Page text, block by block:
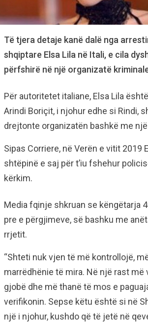
Të tjera detaje kanë dalë nga
shqiptare Elsa Lila në Itali, e cila
përfshirë në një organizatë
Për autoritetet italiane, Elsa Lila
Arindi Boriçit, i njohur edhe si Rindi,
drejtonte organizatën bashkë me
Sipas Corriere, në Verën e vitit 2019
shtëpinë e saj për t’iu fshehur
kërkim.
Media fqinje shkruan se këngëtarja
pre e përgjimeve, së bashku me
rrjetit.
“Shteti nuk vjen të më kontrollojë,
marrëdhënie të mira. Në një rast më
gjobë dhe më thanë të mos e
verifikonin. Sepse këtu është si në
një i njohur, kushdo që të jetë në